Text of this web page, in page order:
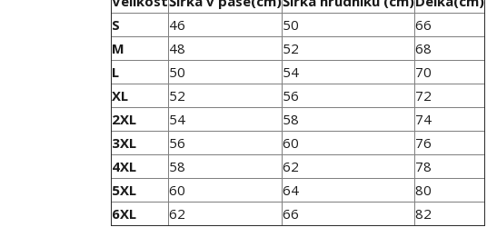
S
46 50
66
M
48 52
68
L
50 54
70
XL
52 56
72
2XL
54 58
74
3XL
56 60
76
4XL
58 62
78
5XL
60 64
80
6XL
62 66 82